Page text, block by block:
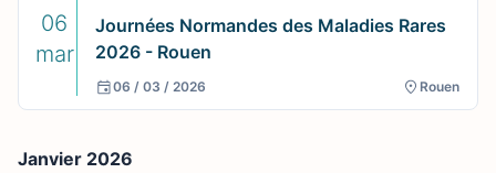
06
mar
Journées Normandes des Maladies Rares
2026 - Rouen
06 / 03 / 2026 Rouen
Janvier 2026